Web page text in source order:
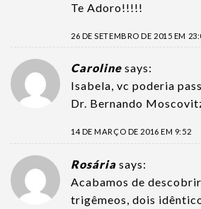
Te Adoro!!!!!
26 DE SETEMBRO DE 2015 EM
Caroline says:
Isabela, vc poderia
Dr. Bernando
14 DE MARÇO DE 2016 EM 9:52
Rosária says:
Acabamos de
trigêmeos, dois